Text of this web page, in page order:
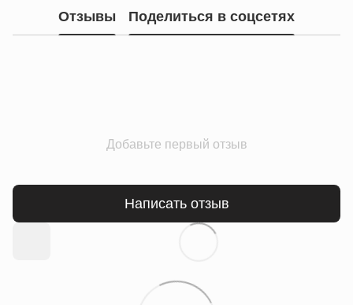
Отзывы Поделиться в соцсетях
Добавьте первый отзыв
Написать отзыв